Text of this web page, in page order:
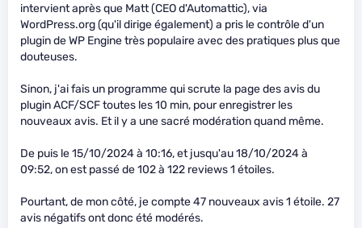
intervient après que Matt (CEO d'Automattic), via
WordPress.org (qu'il dirige également) a pris le contrôle d'un
plugin de WP Engine très populaire avec des pratiques plus que
douteuses.
Sinon, j'ai fais un programme qui scrute la page des avis du
plugin ACF/SCF toutes les 10 min, pour enregistrer les
nouveaux avis. Et il y a une sacré modération quand même.
De puis le 15/10/2024 à 10:16, et jusqu'au 18/10/2024 à
09:52, on est passé de 102 à 122 reviews 1 étoiles.
Pourtant, de mon côté, je compte 47 nouveaux avis 1 étoile. 27
avis négatifs ont donc été modérés.